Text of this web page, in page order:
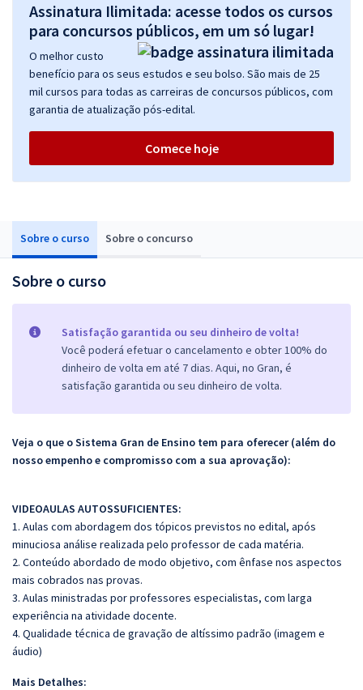
Sobre o curso Sobre o concurso
Sobre o curso
Satisfação garantida ou seu dinheiro de volta!
Você poderá efetuar o cancelamento e obter 100% do
dinheiro de volta em até 7 dias. Aqui, no Gran, é
satisfação garantida ou seu dinheiro de volta.
Veja o que o Sistema Gran de Ensino tem para oferecer (além do
nosso empenho e compromisso com a sua aprovação):
VIDEOAULAS AUTOSSUFICIENTES:
1. Aulas com abordagem dos tópicos previstos no edital, após
minuciosa análise realizada pelo professor de cada matéria.
2. Conteúdo abordado de modo objetivo, com ênfase nos aspectos
mais cobrados nas provas.
3. Aulas ministradas por professores especialistas, com larga
experiência na atividade docente.
4. Qualidade técnica de gravação de altíssimo padrão (imagem e
áudio)
Mais Detalhes:
Assinatura Ilimitada: acesse todos os cursos
para concursos públicos, em um só lugar!
O melhor custo
benefício para os seus estudos e seu bolso. São mais de 25
mil cursos para todas as carreiras de concursos públicos, com
garantia de atualização pós-edital.
Comece hoje